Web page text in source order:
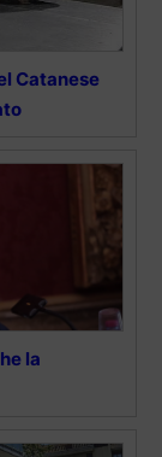
Catanese
la